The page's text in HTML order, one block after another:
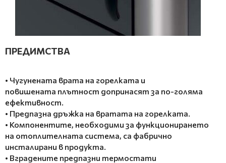
ПРЕДИМСТВА
• Чугунената врата на горелката и
повишената плътност допринасят за по-голяма
ефективност.
• Предпазна дръжка на вратата на горелката.
• Компонентите, необходими за функционирането
на отоплителната система, са фабрично
инсталирани в продукта.
• Вградените предпазни термостати